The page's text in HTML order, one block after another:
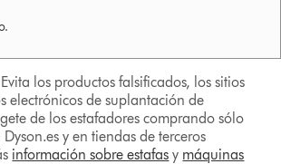
los productos falsificados, los sitios
electrónicos de suplantación de
de los estafadores comprando sólo
y en tiendas de terceros
información sobre estafas y máquinas